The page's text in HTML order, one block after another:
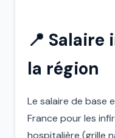
📍
la région
Le salaire de base
France pour les
hospitalière (grille